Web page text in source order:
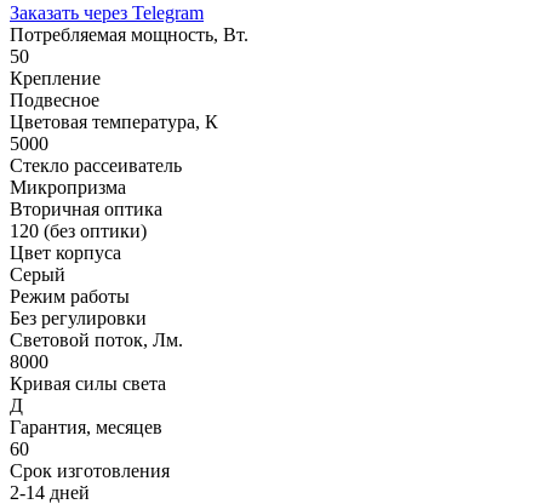
Заказать через Telegram
Потребляемая мощность, Вт.
50
Крепление
Подвесное
Цветовая температура, К
5000
Стекло рассеиватель
Микропризма
Вторичная оптика
120 (без оптики)
Цвет корпуса
Серый
Режим работы
Без регулировки
Световой поток, Лм.
8000
Кривая силы света
Д
Гарантия, месяцев
60
Срок изготовления
2-14 дней